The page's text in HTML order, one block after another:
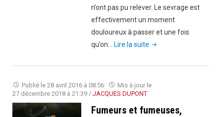
arrêté
de
fumer
n’ont pas pu relever. Le sevrage est
effectivement un moment
douloureux à passer et une fois
qu’on…
Lire la suite "Tabac
que
Publié le 28 avril 2016 à 08:56
Mis à jour le
27 décembre 2018 à 21:39 / JACQUES DUPONT
Fumeurs et fumeuses,